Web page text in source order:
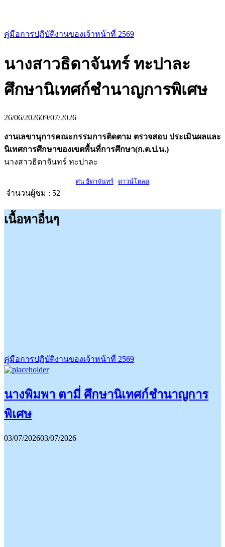
คู่มือการปฏิบัติงานของเจ้าหน้าที่ 2569
นางสาวธิดาจันทร์ ทะปาละ
ศึกษานิเทศก์ชำนาญการพิเศษ
26/06/202609/07/2026
งานเลขานุการคณะกรรมการติดตาม ตรวจสอบ ประเมินผลและ
นิเทศการศึกษาของเขตพื้นที่การศึกษา(ก.ต.ป.น.)
นางสาวธิดาจันทร์ ทะปาละ
ศน ธิดาจันทร์ ดาวน์โหลด
จำนวนผู้ชม : 52
เนื้อหาอื่นๆ
คู่มือการปฏิบัติงานของเจ้าหน้าที่ 2569
นางพิมพา ตามี่ ศึกษานิเทศก์ชำนาญการ
พิเศษ
03/07/202603/07/2026